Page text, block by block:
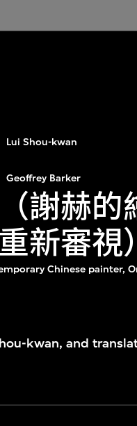
Lui Shou-kwan
Geoffrey Barker
謝赫
新審視
Chinese painter,
kwan, and